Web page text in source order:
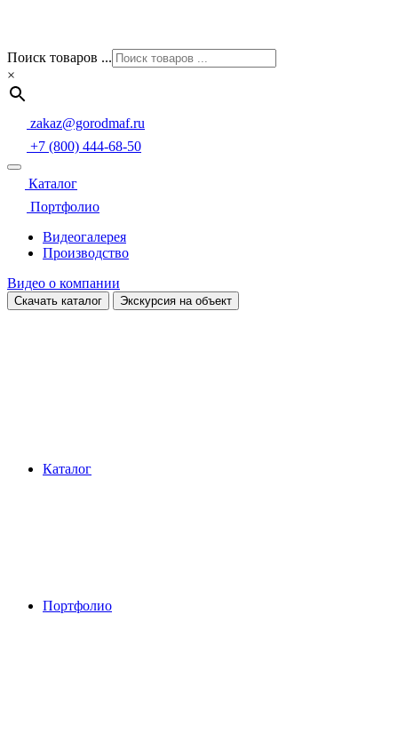
Поиск товаров ...
×
zakaz@gorodmaf.ru
+7 (800) 444-68-50
Каталог
Портфолио
Видеогалерея
Производство
Видео о компании
Скачать каталог Экскурсия на объект
Каталог
Портфолио